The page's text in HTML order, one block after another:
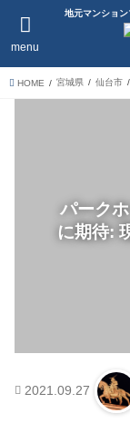
地元マンション
menu
HOME 宮城県 仙台市
パーク
に期待:
2021.09.27